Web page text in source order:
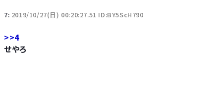
7: 2019/10/27(日) 00:20:27.51 ID:BY5ScH790
>>4
せやろ